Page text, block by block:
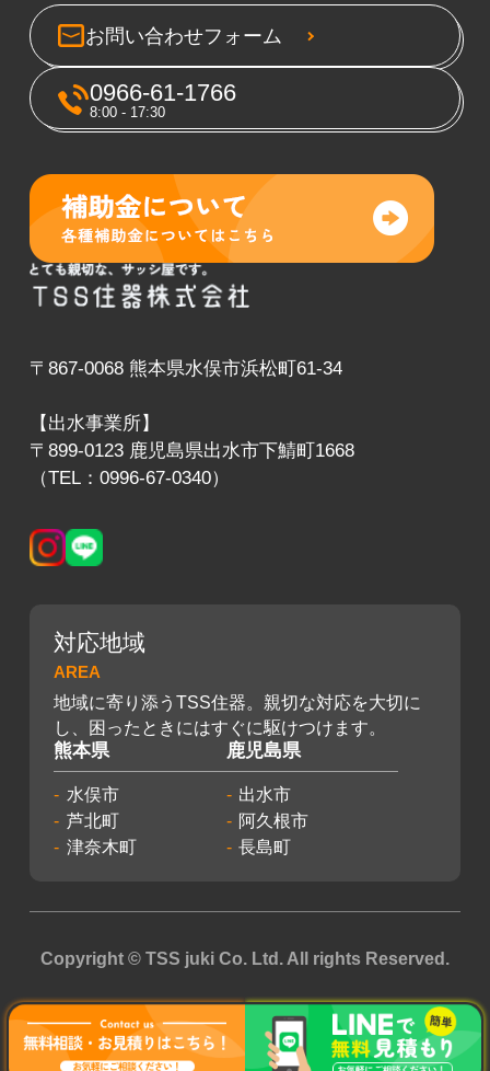
お問い合わせフォーム
0966-61-1766
8:00 - 17:30
〒867-0068 熊本県水俣市浜松町61-34
【出水事業所】
〒899-0123 鹿児島県出水市下鯖町1668
（TEL：0996-67-0340）
対応地域
AREA
地域に寄り添うTSS住器。親切な対応を大切に
し、困ったときにはすぐに駆けつけます。
熊本県
水俣市
芦北町
津奈木町
鹿児島県
出水市
阿久根市
長島町
Copyright © TSS juki Co. Ltd. All rights Reserved.